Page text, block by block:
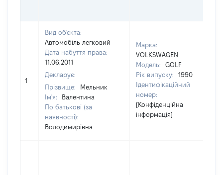
1
Вид об'єкта:
Автомобіль легковий
Дата набуття права:
11.06.2011
Декларує:
Прізвище:
Мельник
Ім'я:
Валентина
По батькові (за
наявності):
Володимирівна
Марка:
VOLKSWAGEN
Модель:
GOLF
Рік випуску:
1990
Ідентифікаційний
номер:
[Конфіденційна
інформація]